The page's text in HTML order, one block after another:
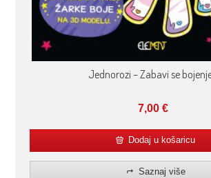
Jednorozi – Zabavi se
7,00€
Dodaj u košaricu
Saznaj više